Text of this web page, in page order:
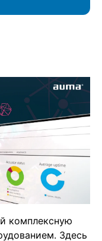
комплексную
Здесь